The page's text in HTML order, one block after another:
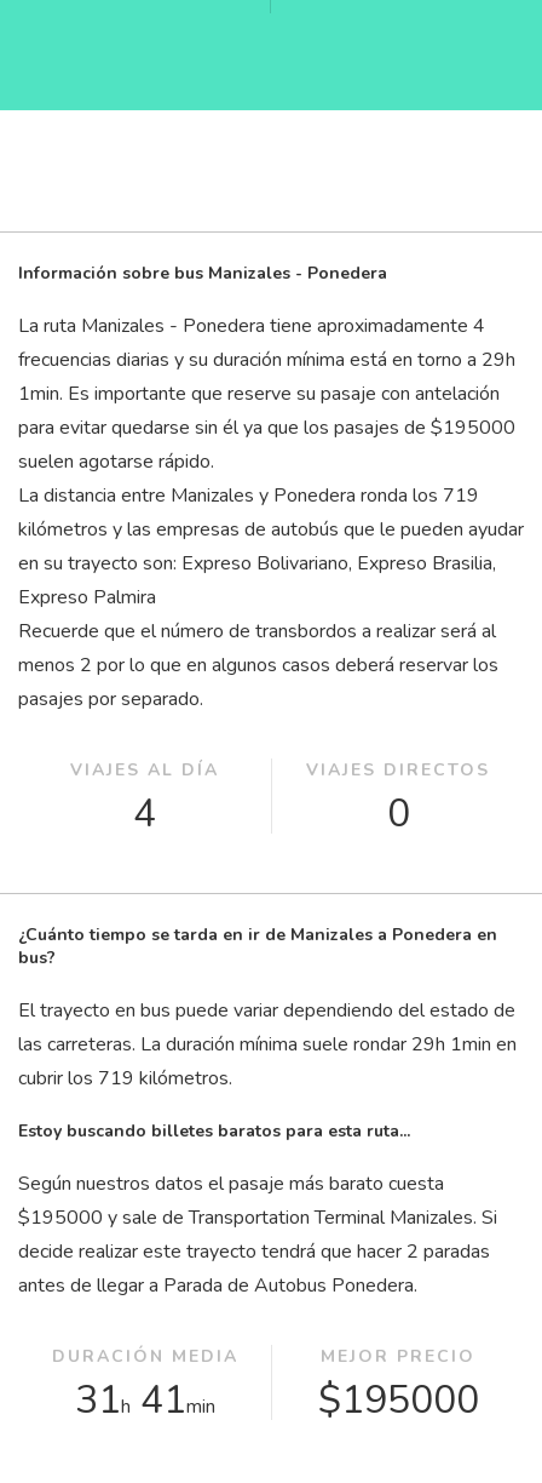
Información sobre bus Manizales - Ponedera
La ruta Manizales - Ponedera tiene aproximadamente 4
frecuencias diarias y su duración mínima está en torno a 29h
1min. Es importante que reserve su pasaje con antelación
para evitar quedarse sin él ya que los pasajes de $195000
suelen agotarse rápido.
La distancia entre Manizales y Ponedera ronda los 719
kilómetros y las empresas de autobús que le pueden ayudar
en su trayecto son: Expreso Bolivariano, Expreso Brasilia,
Expreso Palmira
Recuerde que el número de transbordos a realizar será al
menos 2 por lo que en algunos casos deberá reservar los
pasajes por separado.
VIAJES AL DÍA
4
VIAJES DIRECTOS
0
¿Cuánto tiempo se tarda en ir de Manizales a Ponedera en
bus?
El trayecto en bus puede variar dependiendo del estado de
las carreteras. La duración mínima suele rondar 29h 1min en
cubrir los 719 kilómetros.
Estoy buscando billetes baratos para esta ruta...
Según nuestros datos el pasaje más barato cuesta
$195000 y sale de Transportation Terminal Manizales. Si
decide realizar este trayecto tendrá que hacer 2 paradas
antes de llegar a Parada de Autobus Ponedera.
DURACIÓN MEDIA
31h 41min
MEJOR PRECIO
$195000